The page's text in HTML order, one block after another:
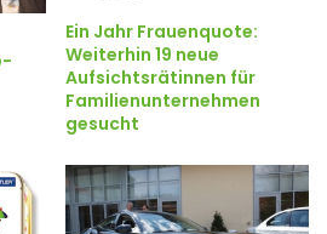
Ein Jahr Frauenquote:
Weiterhin 19 neue
Aufsichtsrätinnen für
Familienunternehmen
gesucht